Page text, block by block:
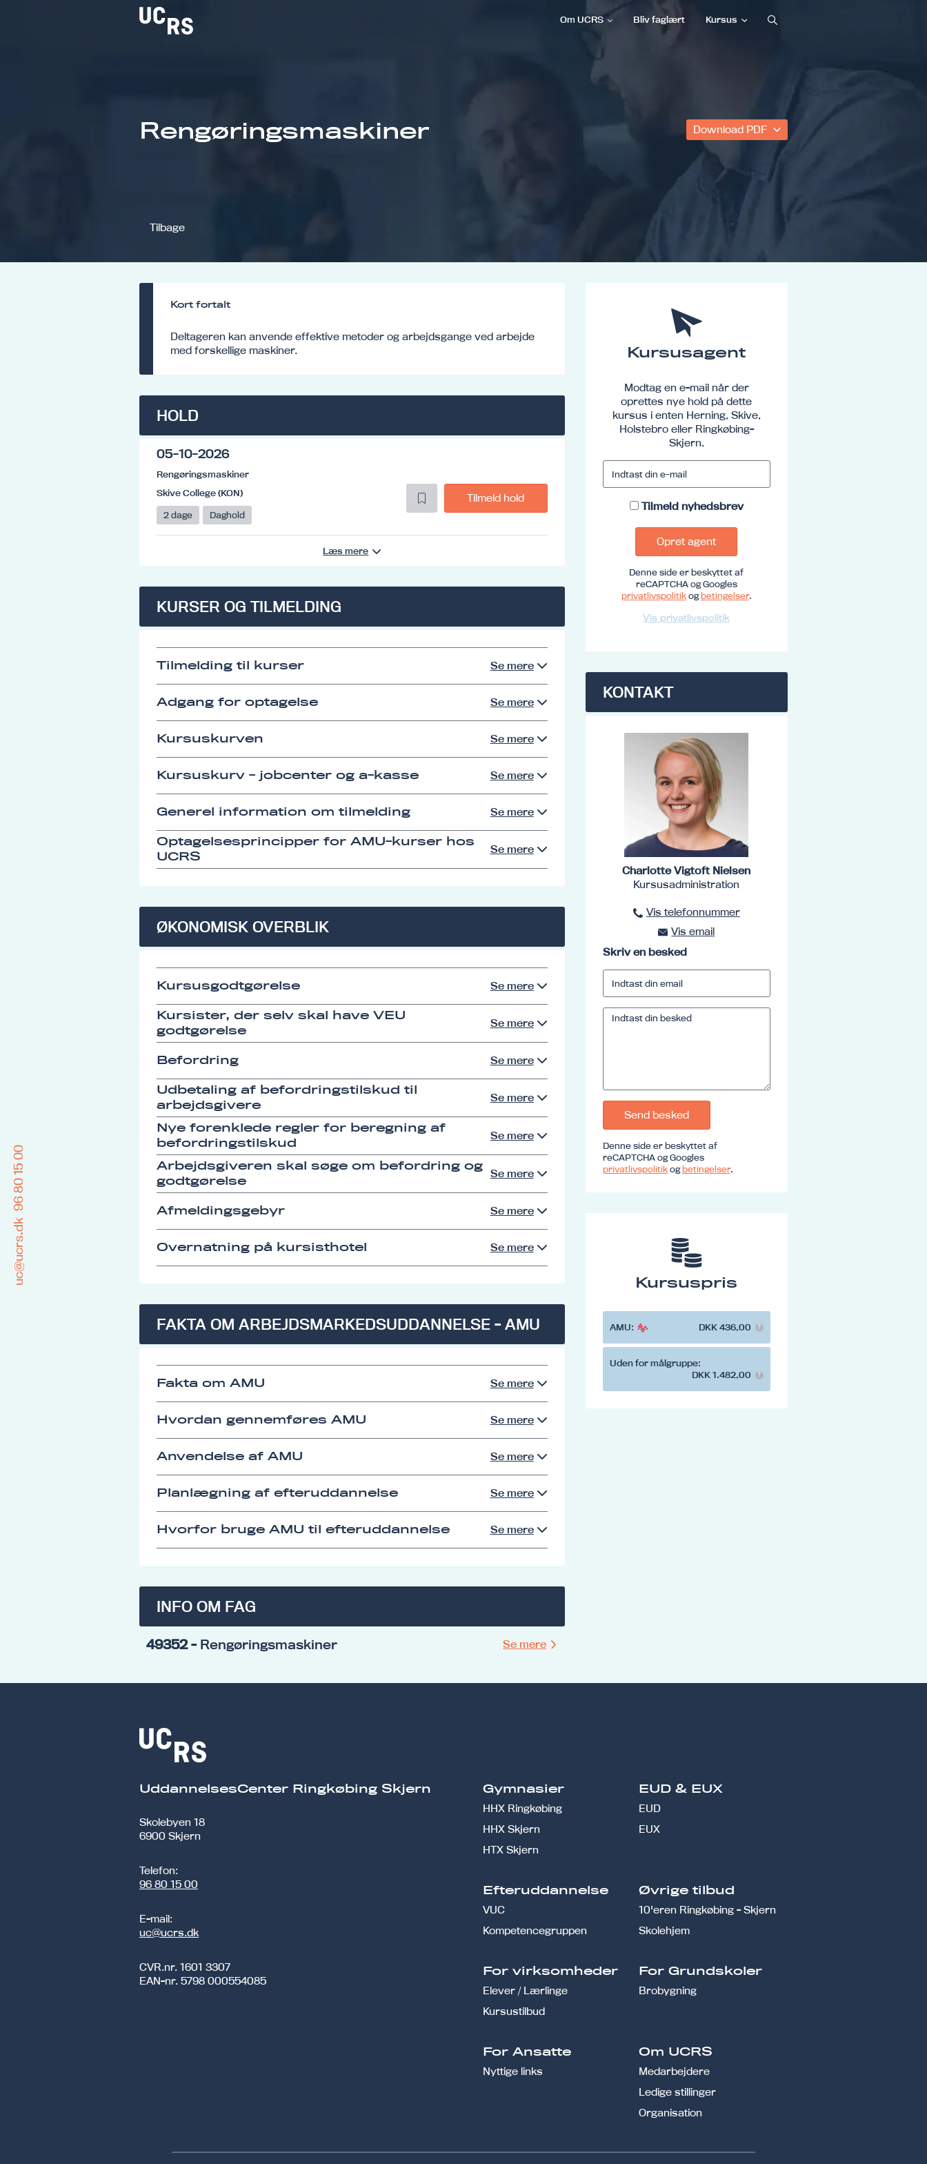
Om UCRS Bliv faglært Kursus
Rengøringsmaskiner Download PDF
Tilbage
Kort fortalt
Deltageren kan anvende effektive metoder og arbejdsgange ved arbejde
med forskellige maskiner.
HOLD
05-10-2026
Rengøringsmaskiner
Skive College (KON)
2 dage
Daghold
Tilmeld hold
Læs mere
KURSER OG TILMELDING
Tilmelding til kurser Se mere
Adgang for optagelse Se mere
Kursuskurven Se mere
Kursuskurv - jobcenter og a-kasse Se mere
Generel information om tilmelding Se mere
Optagelsesprincipper for AMU-kurser hos
UCRS
Se mere
ØKONOMISK OVERBLIK
Kursusgodtgørelse Se mere
Kursister, der selv skal have VEU
godtgørelse
Se mere
Befordring Se mere
Udbetaling af befordringstilskud til
arbejdsgivere
Se mere
Nye forenklede regler for beregning af
befordringstilskud
Se mere
Arbejdsgiveren skal søge om befordring og
godtgørelse
Se mere
Afmeldingsgebyr Se mere
Overnatning på kursisthotel Se mere
FAKTA OM ARBEJDSMARKEDSUDDANNELSE - AMU
Fakta om AMU Se mere
Hvordan gennemføres AMU Se mere
Anvendelse af AMU Se mere
Planlægning af efteruddannelse Se mere
Hvorfor bruge AMU til efteruddannelse Se mere
INFO OM FAG
49352- Rengøringsmaskiner Se mere
Kursusagent
Modtag en e-mail når der
oprettes nye hold på dette
kursus i enten Herning, Skive,
Holstebro eller Ringkøbing-
Skjern.
Tilmeld nyhedsbrev
Opret agent
Denne side er beskyttet af
reCAPTCHA og Googles
privatlivspolitikogbetingelser.
Vis privatlivspolitik
KONTAKT
Charlotte Vigtoft Nielsen
Kursusadministration
Vis telefonnummer
96801516
Vis emailkursus@ucrs.dk
Skriv en besked
Send besked
Denne side er beskyttet af
reCAPTCHA og Googles
privatlivspolitikogbetingelser.
Kursuspris
AMU: DKK 436,00
Uden for målgruppe:
DKK 1.482,00
UddannelsesCenter Ringkøbing Skjern
Skolebyen 18
6900 Skjern
Telefon:
96 80 15 00
E-mail:
uc@ucrs.dk
CVR.nr. 1601 3307
EAN-nr. 5798 000554085
Gymnasier
HHX Ringkøbing
HHX Skjern
HTX Skjern
EUD & EUX
EUD
EUX
Efteruddannelse
VUC
Kompetencegruppen
Øvrige tilbud
10'eren Ringkøbing - Skjern
Skolehjem
For virksomheder
Elever / Lærlinge
Kursustilbud
For Grundskoler
Brobygning
For Ansatte
Nyttige links
Om UCRS
Medarbejdere
Ledige stillinger
Organisation
uc@ucrs.dk
96 80 15 00